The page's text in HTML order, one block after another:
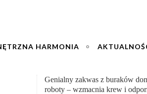
HARMONIA
„Przemiana” Podróż do siły i